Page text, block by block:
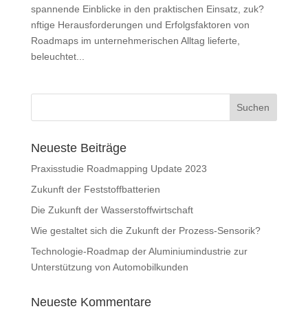
spannende Einblicke in den praktischen Einsatz, zuk?
nftige Herausforderungen und Erfolgsfaktoren von
Roadmaps im unternehmerischen Alltag lieferte,
beleuchtet...
Neueste Beiträge
Praxisstudie Roadmapping Update 2023
Zukunft der Feststoffbatterien
Die Zukunft der Wasserstoffwirtschaft
Wie gestaltet sich die Zukunft der Prozess-Sensorik?
Technologie-Roadmap der Aluminiumindustrie zur
Unterstützung von Automobilkunden
Neueste Kommentare